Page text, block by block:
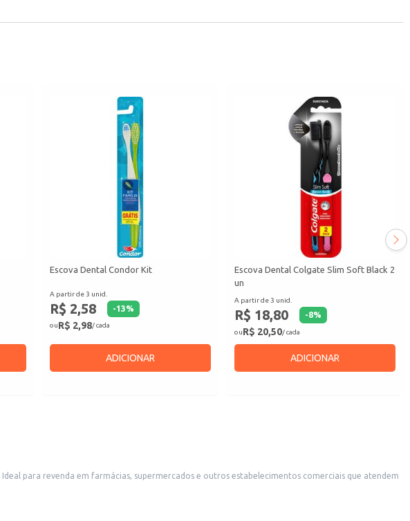
Escova Dental Condor Kit
A partir de 3 unid.
R$ 2,58 -13%
ouR$ 2,98/ cada
ADICIONAR
Escova Dental Colgate Slim Soft Black 2
un
A partir de 3 unid.
R$ 18,80 -8%
ouR$ 20,50/ cada
ADICIONAR